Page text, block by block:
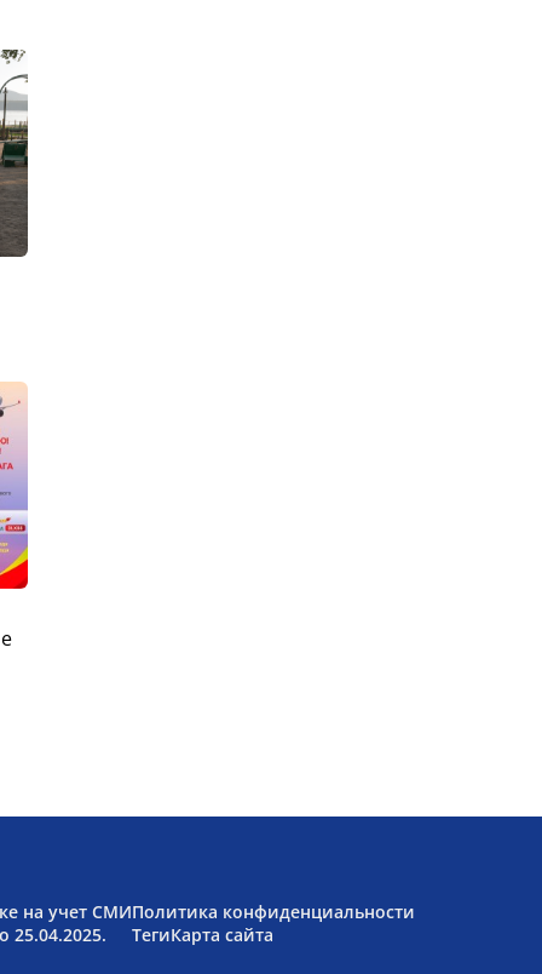
на учет СМИ
25.04.2025.
Политика конфиденциальности
ТегиКарта сайта